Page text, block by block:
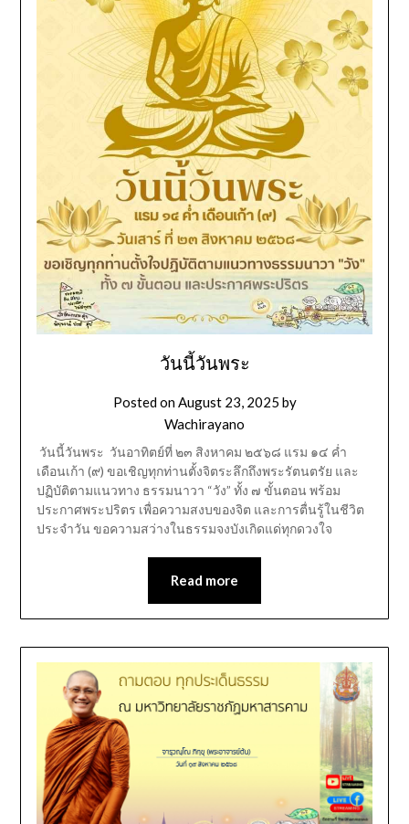
วันนี้วันพระ
Posted onAugust 23, 2025 by
Wachirayano
วันนี้วันพระ วันอาทิตย์ที่ ๒๓ สิงหาคม ๒๕๖๘ แรม ๑๔ ค่ำ
เดือนเก้า (๙) ขอเชิญทุกท่านตั้งจิตระลึกถึงพระรัตนตรัย และ
ปฏิบัติตามแนวทาง ธรรมนาวา “วัง” ทั้ง ๗ ขั้นตอน พร้อม
ประกาศพระปริตร เพื่อความสงบของจิต และการตื่นรู้ในชีวิต
ประจำวัน ขอความสว่างในธรรมจงบังเกิดแด่ทุกดวงใจ
Read more